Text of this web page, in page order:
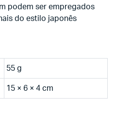
podem ser empregados
do estilo japonês
55 g
15 × 6 × 4 cm